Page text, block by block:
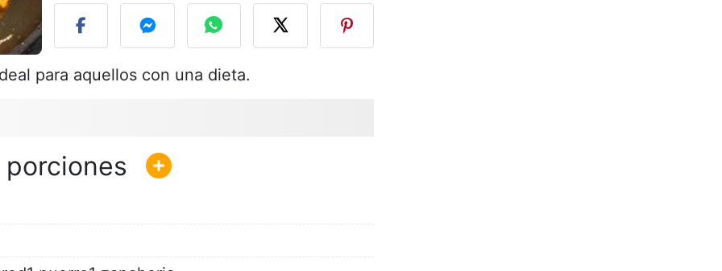
para aquellos con una dieta.